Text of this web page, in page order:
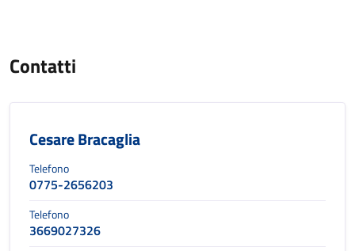
Contatti
Cesare Bracaglia
Telefono
0775-2656203
Telefono
3669027326